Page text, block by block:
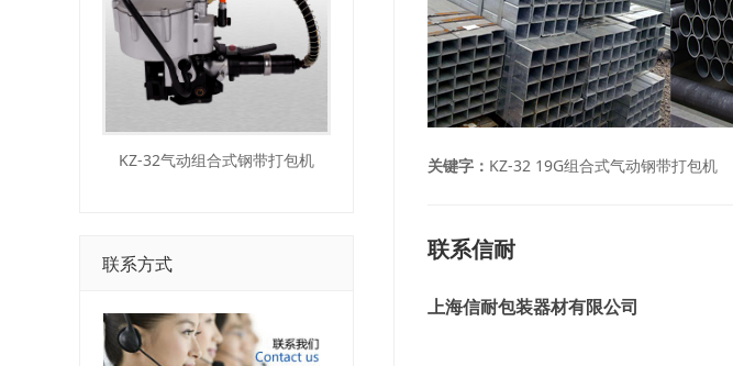
KZ-32气动组合式钢带打包机
联系方式
关键字： KZ-32 19G组合式气动钢带打包机
联系信耐
上海信耐包装器材有限公司